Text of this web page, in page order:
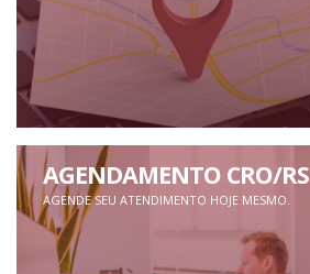
AGENDAMENTO CRO/RS
AGENDE SEU ATENDIMENTO HOJE MESMO.